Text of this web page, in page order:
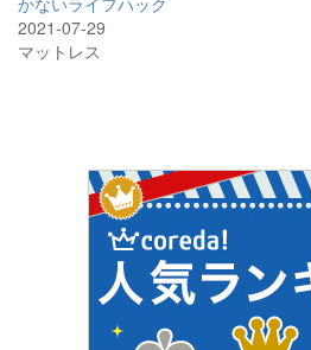
2021-07-29
マットレス